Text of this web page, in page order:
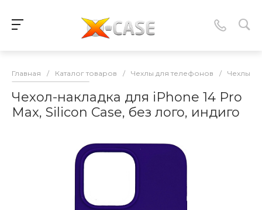
Главная / Каталог товаров / Чехлы для телефонов / Чехлы-
Чехол-накладка для iPhone 14 Pro
Max, Silicon Case, без лого, индиго